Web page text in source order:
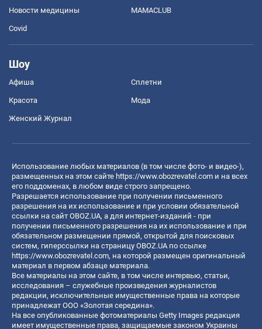
Новости медицины MAMACLUB
Covid
Шоу
Афиша Сплетни
Красота Мода
Женский Журнал
Использование любых материалов (в том числе фото- и видео-),
размещенных на этом сайте https://www.obozrevatel.com и на всех
его поддоменах, в любом виде строго запрещено.
Разрешается использование при получении письменного
разрешения на их использование и при условии обязательной
ссылки на сайт OBOZ.UA, а для интернет-изданий - при
получении письменного разрешения на их использование и при
обязательном размещении прямой, открытой для поисковых
систем, гиперссылки на страницу OBOZ.UA по ссылке
https://www.obozrevatel.com, на которой размещен оригинальный
материал в первом абзаце материала.
Все материалы на этом сайте, в том числе интервью, статьи,
исследования – служебные произведения журналистов
редакции, исключительные имущественные права на которые
принадлежат ООО «Золотая середина».
На все опубликованные фотоматериалы Getty Images редакция
имеет имущественные права, защищаемые законом Украины